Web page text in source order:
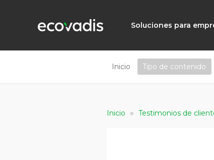
Soluciones para
Inicio Tipo de contenido
Inicio » Testimonios de